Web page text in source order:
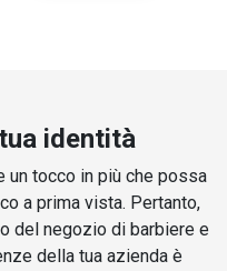
identità
un tocco in più che possa
a prima vista. Pertanto,
del negozio di barbiere e
della tua azienda è